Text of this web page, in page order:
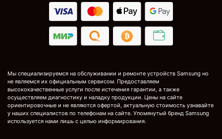
Мы специализируемся на обслуживании и ремонте устройств Samsung но
не являемся их официальным сервисом. Предоставляем
высококачественные услуги после истечения гарантии, а также
осуществляем диагностику и наладку продукции. Цены на сайте
ориентировочные и не являются офертой, актуальную стоимость узнавайте
у наших специалистов по телефонам на сайте. Упомянутый бренд Samsung
используется нами лишь с целью информирования.